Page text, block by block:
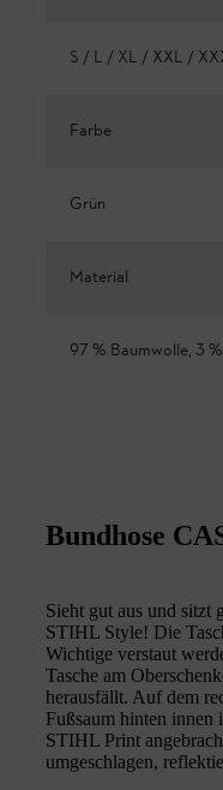
S / L / XL / XXL /
Farbe
Grün
Material
97 % Baumwolle, 3
Bundhose
Sieht gut aus und sitzt
STIHL Style! Die
Wichtige verstaut
Tasche am
herausfällt. Auf dem
Fußsaum hinten innen
STIHL Print
umgeschlagen,